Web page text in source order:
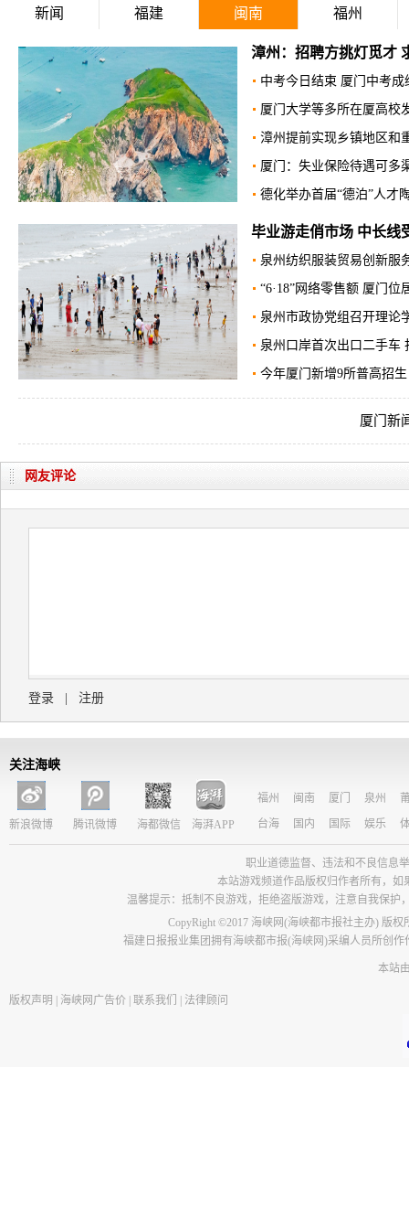
新闻 福建 闽南 福州
福州三坊七巷社区：开
福州鼓楼：老旧小区改造
福州：一桨划千载 舟里读
严查！福州高新区持续开
开展河道清淤行动 长乐
福州新区“加速度”发展 力
端午龙舟文化火爆出圈
福州仅有的两个少数民族
福州鼓楼灵响社区：党建
长乐首个乡村综合体育馆
净化文化市场 爱心护苗
福州正全力创建国家生态
| 福州
网友评论
登录 注册
关注海峡
福州 闽南 厦门 泉州
台海
国内 国际 娱乐
新浪微博 腾讯微博 海都微信 海湃APP
职业道德监督、违法和不良信息举
本站游戏频道作品版权归作者所有，
温馨提示：抵制不良游戏，拒绝盗版游戏，注意自我保
CopyRight ©2017 海峡网(海峡都市报社主办) 版
福建日报报业集团拥有海峡都市报(海峡网)采编人员所创
本站
版权声明 海峡网广告价 联系我们 法律顾问